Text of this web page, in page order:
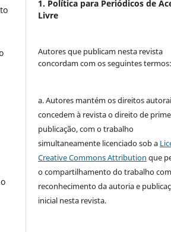
1. Política para Periódicos de
Livre
Autores que publicam nesta revista
concordam com os seguintes termos:
a. Autores mantém os direitos
concedem à revista o direito de
publicação, com o trabalho
simultaneamente licenciado sob a
Creative Commons Attribution que
o compartilhamento do trabalho com
reconhecimento da autoria e
inicial nesta revista.